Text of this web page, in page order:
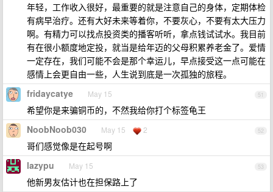
年轻，工作收入很好，最重要的就是注意自己的身体，定期体检
有病早治疗。还有大好未来等着你，不要灰心，不要有太大压力
啊。有精力可以找点投资类的播客听听，拿点钱试试水。我目前
有在很小额度地定投，就当是给年迈的父母积累养老金了。爱情
一定存在，我们可能不会是那个幸运儿，早点接受这一点可能在
感情上会更自由一些，人生说到底是一次孤独的旅程。
51
fridaycatye May 15
希望你是来骗铜币的，不然我给你打个标签龟王
52
NoobNoob030 May 15 2
哥们感觉像是在起号啊
53
lazypu May 15
他新男友估计也在担保路上了